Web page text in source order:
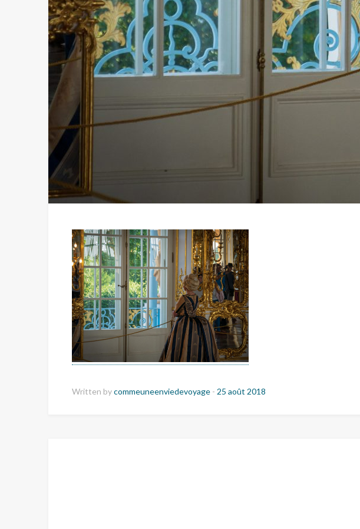
Written bycommeuneenviedevoyage - 25 août 2018